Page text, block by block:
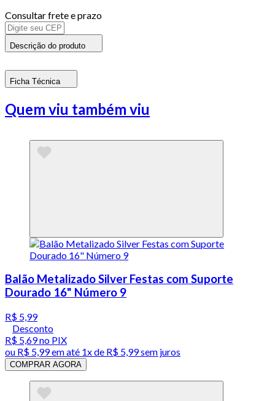
Consultar frete e prazo
Descrição do produto
Ficha Técnica
Quem viu também viu
Balão Metalizado Silver Festas com Suporte
Dourado 16" Número 9
R$ 5,99
Desconto
R$ 5,69no PIX
ou R$ 5,99em até 1x de R$ 5,99sem juros
COMPRAR AGORA